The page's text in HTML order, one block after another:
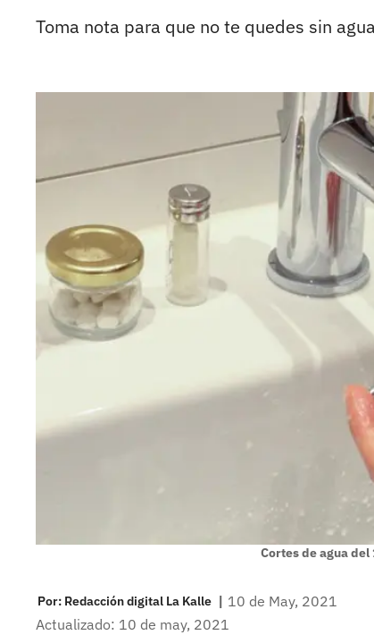
Toma nota para que no te quedes sin
Cortes de agua del
Por: Redacción digital La Kalle | 10 de May, 2021
Actualizado: 10 de may, 2021